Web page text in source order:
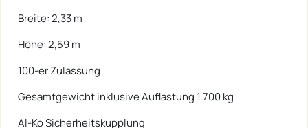
Breite: 2,33 m
Höhe: 2,59 m
100-er Zulassung
Gesamtgewicht inklusive Auflastung 1.700 kg
Al-Ko Sicherheitskupplung